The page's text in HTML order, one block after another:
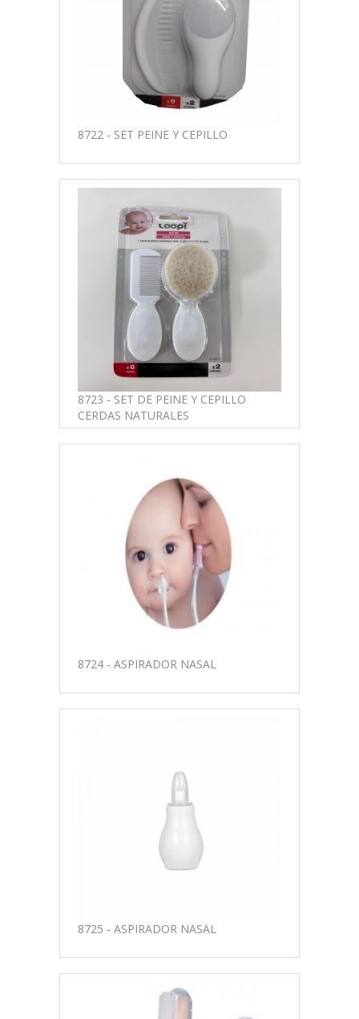
8722 - SET PEINE Y CEPILLO
8723 - SET DE PEINE Y CEPILLO
CERDAS NATURALES
8724 - ASPIRADOR NASAL
8725 - ASPIRADOR NASAL